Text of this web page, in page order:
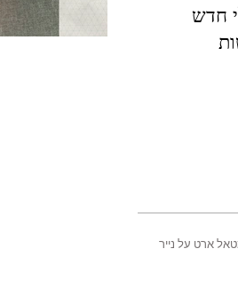
חדש
פונטים חדשים
שמות
ארט על נייר